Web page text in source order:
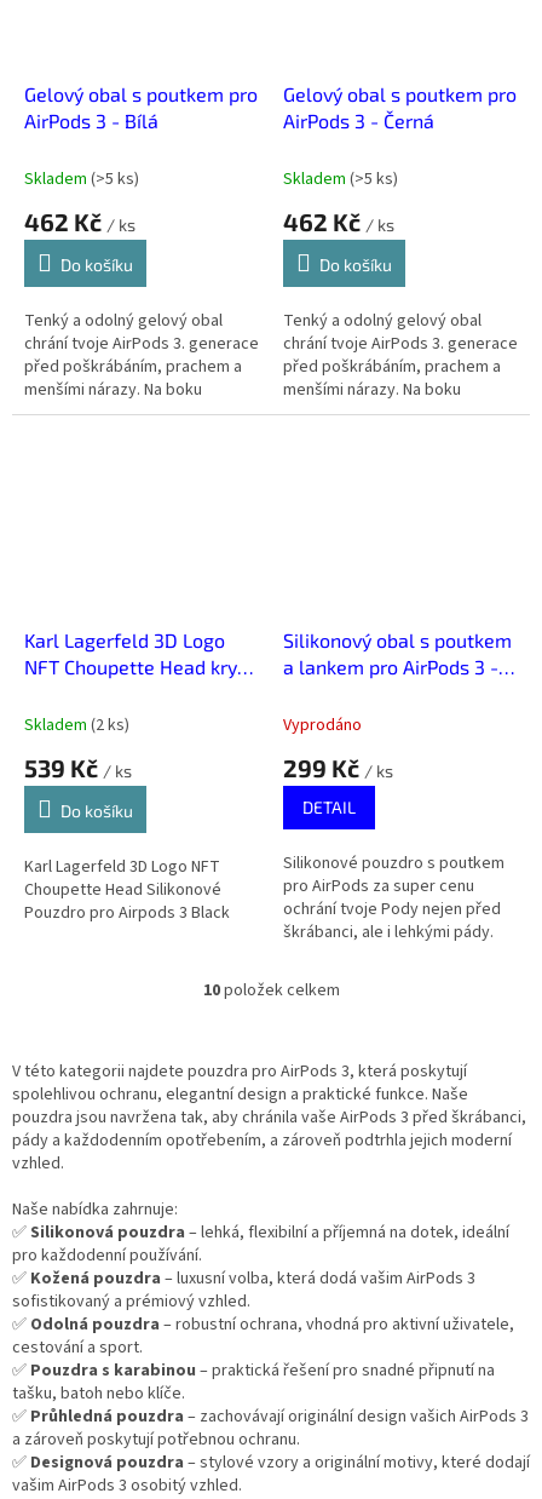
Gelový obal s poutkem pro
AirPods 3 - Bílá
Skladem (>5 ks)
462 Kč / ks
Do košíku
Tenký a odolný gelový obal
chrání tvoje AirPods 3. generace
před poškrábáním, prachem a
menšími nárazy. Na boku
silikonového pouzdra najdeš
Gelový obal s poutkem pro
AirPods 3 - Černá
Skladem (>5 ks)
462 Kč / ks
Do košíku
Tenký a odolný gelový obal
chrání tvoje AirPods 3. generace
před poškrábáním, prachem a
menšími nárazy. Na boku
silikonového pouzdra najdeš
Karl Lagerfeld 3D Logo
NFT Choupette Head kryt
Skladem (2 ks)
539 Kč / ks
Do košíku
Karl Lagerfeld 3D Logo NFT
Choupette Head Silikonové
Pouzdro pro Airpods 3 Black
Silikonový obal s poutkem
a lankem pro AirPods 3 -
Vyprodáno
299 Kč / ks
DETAIL
Silikonové pouzdro s poutkem
pro AirPods za super cenu
ochrání tvoje Pody nejen před
škrábanci, ale i lehkými pády.
O
á
d
a
c
v
y
ý
i
u
10položek celkem
V této kategorii najdete pouzdra pro AirPods 3, která poskytují
spolehlivou ochranu, elegantní design a praktické funkce. Naše
pouzdra jsou navržena tak, aby chránila vaše AirPods 3 před škrábanci,
pády a každodenním opotřebením, a zároveň podtrhla jejich moderní
vzhled.
Naše nabídka zahrnuje:
✅Silikonová pouzdra – lehká, flexibilní a příjemná na dotek, ideální
pro každodenní používání.
✅ Kožená pouzdra – luxusní volba, která dodá vašim AirPods 3
sofistikovaný a prémiový vzhled.
✅ Odolná pouzdra – robustní ochrana, vhodná pro aktivní uživatele,
cestování a sport.
✅ Pouzdra s karabinou – praktická řešení pro snadné připnutí na
tašku, batoh nebo klíče.
✅ Průhledná pouzdra – zachovávají originální design vašich AirPods 3
a zároveň poskytují potřebnou ochranu.
✅ Designová pouzdra – stylové vzory a originální motivy, které dodají
vašim AirPods 3 osobitý vzhled.